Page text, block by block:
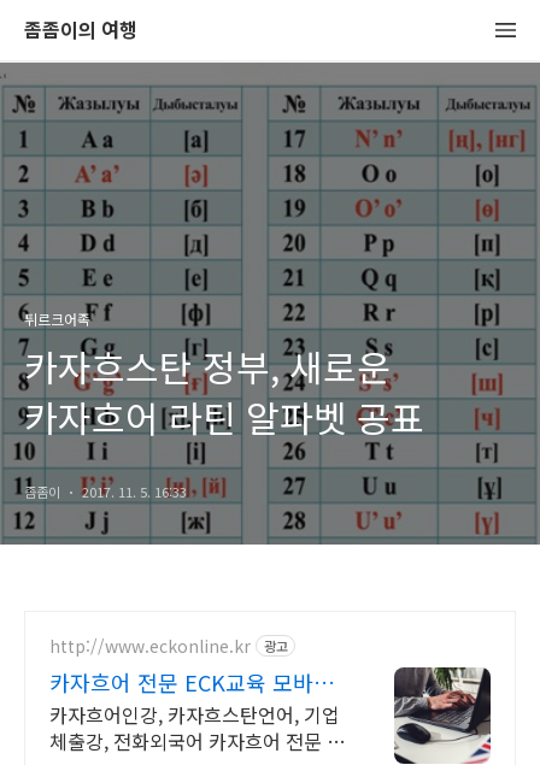
좀좀이의 여행
튀르크어족
카자흐스탄 정부, 새로운
카자흐어 라틴 알파벳 공표
좀좀이 2017. 11. 5. 16:33
http://www.eckonline.kr 광고
카자흐어 전문 ECK교육 모바일
무제한 다운로드
카자흐어인강, 카자흐스탄언어, 기업
체출강, 전화외국어 카자흐어 전문 교